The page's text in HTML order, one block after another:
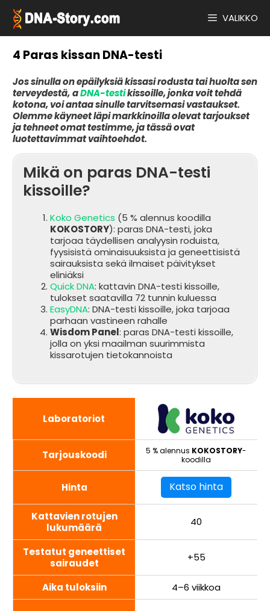
sisältöön
VALIKKO
4 Paras kissan DNA-testi
Jos sinulla on epäilyksiä kissasi rodusta tai huolta sen
terveydestä,aDNA-testikissoille, jonka voit tehdä
kotona, voi antaa sinulle tarvitsemasi vastaukset.
Olemme käyneet läpi markkinoilla olevat tarjoukset
ja tehneet omat testimme, ja tässä ovat
luotettavimmat vaihtoehdot.
Mikä on paras DNA-testi
kissoille?
Koko Genetics (5 % alennus koodilla
KOKOSTORY): paras DNA-testi, joka
tarjoaa täydellisen analyysin roduista,
fyysisistä ominaisuuksista ja geneettisistä
sairauksista sekä ilmaiset päivitykset
eliniäksi
Quick DNA: kattavin DNA-testi kissoille,
tulokset saatavilla 72 tunnin kuluessa
EasyDNA: DNA-testi kissoille, joka tarjoaa
parhaan vastineen rahalle
Wisdom Panel: paras DNA-testi kissoille,
jolla on yksi maailman suurimmista
kissarotujen tietokannoista
Laboratoriot
Tarjouskoodi 5 % alennus KOKOSTORY-
koodilla
Hinta Katso hinta
Kattavien rotujen
lukumäärä
40
Testatut geneettiset
sairaudet
+55
Aika tuloksiin 4–6 viikkoa